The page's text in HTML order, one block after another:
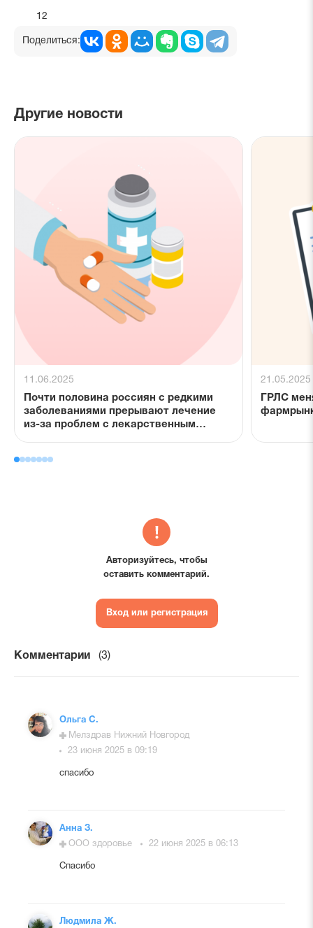
12
Поделиться:
Другие новости
11.06.2025
Почти половина россиян с редкими
заболеваниями прерывают лечение
из-за проблем с лекарственным
21.05.2025
ГРЛС
Авторизуйтесь, чтобы
оставить комментарий.
Вход или регистрация
Комментарии (3)
Ольга С.
Мелздрав Нижний Новгород
23 июня 2025 в 09:19
спасибо
Анна З.
ООО здоровье
22 июня 2025 в 06:13
Спасибо
Людмила Ж.